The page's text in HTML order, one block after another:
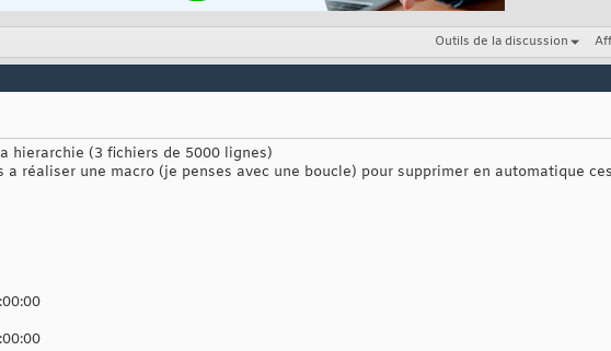
Outils de la discussion
hierarchie (3 fichiers de 5000 lignes)
a réaliser une macro (je penses avec une boucle) pour supprimer en automatique ces